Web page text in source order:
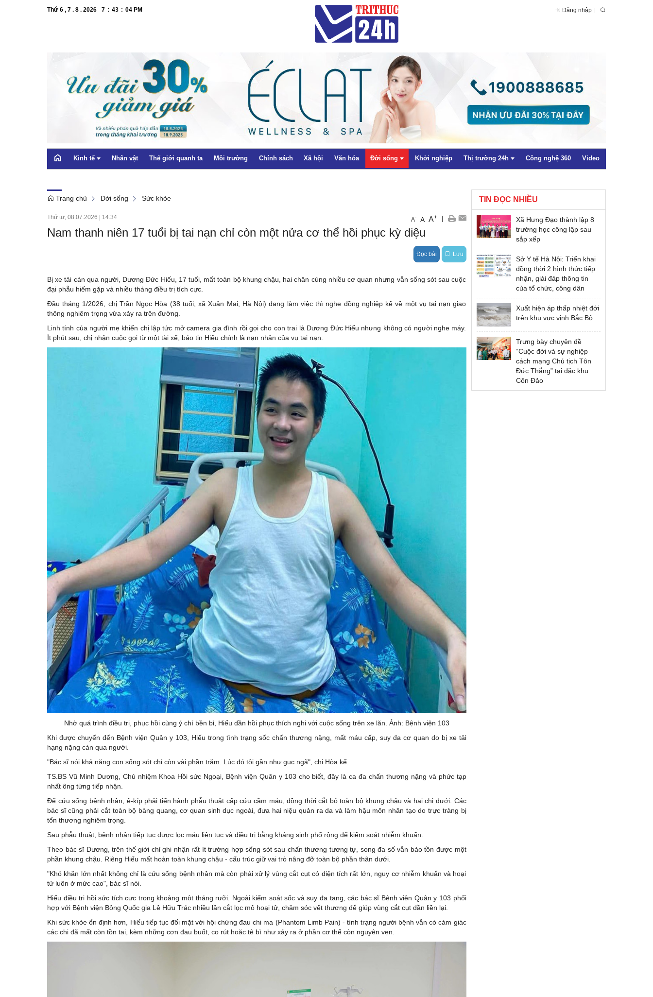
Thứ 6 , 7 . 8 . 2026 7 : 43 : 05 PM Đăng nhập
Kinh tế
OCOP
Bất động sản
Dự báo
Nhân vật Thế giới quanh ta Môi trường Chính sách Xã hội Văn hóa Đời sống
Giáo dục
Emagazine
Khởi nghiệp Thị trường 24h
Trong nước
Quốc tế
Công nghệ 360 Video
Trang chủ Đời sống Sức khỏe
Thứ tư, 08.07.2026 | 14:34 A- A A+ |
Nam thanh niên 17 tuổi bị tai nạn chỉ còn một nửa cơ thể hồi phục kỳ diệu
Đọc bài Lưu
Bị xe tải cán qua người, Dương Đức Hiếu, 17 tuổi, mất toàn bộ khung chậu, hai chân cùng nhiều cơ quan nhưng vẫn sống sót sau cuộc
đại phẫu hiếm gặp và nhiều tháng điều trị tích cực.
Đầu tháng 1/2026, chị Trần Ngọc Hòa (38 tuổi, xã Xuân Mai, Hà Nội) đang làm việc thì nghe đồng nghiệp kể về một vụ tai nạn giao
thông nghiêm trọng vừa xảy ra trên đường.
Linh tính của người mẹ khiến chị lập tức mở camera gia đình rồi gọi cho con trai là Dương Đức Hiếu nhưng không có người nghe máy.
Ít phút sau, chị nhận cuộc gọi từ một tài xế, báo tin Hiếu chính là nạn nhân của vụ tai nạn.
Nhờ quá trình điều trị, phục hồi cùng ý chí bền bỉ, Hiếu dần hồi phục thích nghi với cuộc sống trên xe lăn. Ảnh: Bệnh viện 103
Khi được chuyển đến Bệnh viện Quân y 103, Hiếu trong tình trạng sốc chấn thương nặng, mất máu cấp, suy đa cơ quan do bị xe tải
hạng nặng cán qua người.
"Bác sĩ nói khả năng con sống sót chỉ còn vài phần trăm. Lúc đó tôi gần như gục ngã", chị Hòa kể.
TS.BS Vũ Minh Dương, Chủ nhiệm Khoa Hồi sức Ngoại, Bệnh viện Quân y 103 cho biết, đây là ca đa chấn thương nặng và phức tạp
nhất ông từng tiếp nhận.
Để cứu sống bệnh nhân, ê-kíp phải tiến hành phẫu thuật cấp cứu cầm máu, đồng thời cắt bỏ toàn bộ khung chậu và hai chi dưới. Các
bác sĩ cũng phải cắt toàn bộ bàng quang, cơ quan sinh dục ngoài, đưa hai niệu quản ra da và làm hậu môn nhân tạo do trực tràng bị
tổn thương nghiêm trọng.
Sau phẫu thuật, bệnh nhân tiếp tục được lọc máu liên tục và điều trị bằng kháng sinh phổ rộng để kiểm soát nhiễm khuẩn.
Theo bác sĩ Dương, trên thế giới chỉ ghi nhận rất ít trường hợp sống sót sau chấn thương tương tự, song đa số vẫn bảo tồn được một
phần khung chậu. Riêng Hiếu mất hoàn toàn khung chậu - cấu trúc giữ vai trò nâng đỡ toàn bộ phần thân dưới.
"Khó khăn lớn nhất không chỉ là cứu sống bệnh nhân mà còn phải xử lý vùng cắt cụt có diện tích rất lớn, nguy cơ nhiễm khuẩn và hoại
tử luôn ở mức cao", bác sĩ nói.
Hiếu điều trị hồi sức tích cực trong khoảng một tháng rưỡi. Ngoài kiểm soát sốc và suy đa tạng, các bác sĩ Bệnh viện Quân y 103 phối
hợp với Bệnh viện Bỏng Quốc gia Lê Hữu Trác nhiều lần cắt lọc mô hoại tử, chăm sóc vết thương để giúp vùng cắt cụt dần liền lại.
Khi sức khỏe ổn định hơn, Hiếu tiếp tục đối mặt với hội chứng đau chi ma (Phantom Limb Pain) - tình trạng người bệnh vẫn có cảm giác
các chi đã mất còn tồn tại, kèm những cơn đau buốt, co rút hoặc tê bì như xảy ra ở phần cơ thể còn nguyên vẹn.
TIN ĐỌC NHIỀU
Xã Hưng Đạo thành lập 8
trường học công lập sau
sắp xếp
Sở Y tế Hà Nội: Triển khai
đồng thời 2 hình thức tiếp
nhận, giải đáp thông tin
của tổ chức, công dân
Xuất hiện áp thấp nhiệt đới
trên khu vực vịnh Bắc Bộ
Trưng bày chuyên đề
“Cuộc đời và sự nghiệp
cách mạng Chủ tịch Tôn
Đức Thắng” tại đặc khu
Côn Đảo